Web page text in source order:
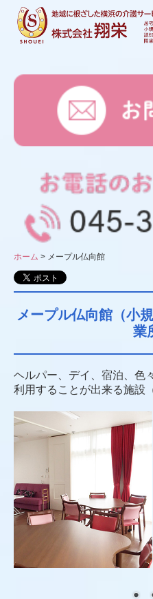
メープル上永谷館
メープル岡沢館
メープル仏向館
在宅支援センター薫(居宅介護,
メープル訪問介護
会社概要
ホーム メープル仏向館
メープル仏向館（小
業
ヘルパー、デイ、宿泊、色
利用することが出来る施設